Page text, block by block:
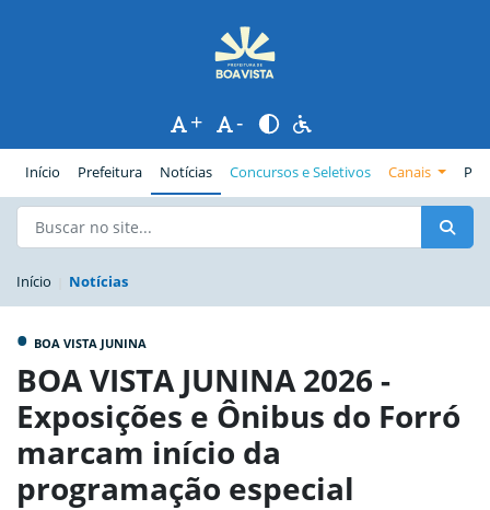
+ -
Início Prefeitura(página atual)
Notícias Concursos e Seletivos Canais
Início Notícias
• BOA VISTA JUNINA
BOA VISTA JUNINA 2026 -
Exposições e Ônibus do Forró
marcam início da
programação especial